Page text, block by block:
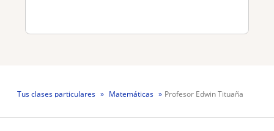
Tus clases particulares Matemáticas Profesor Edwin Tituaña